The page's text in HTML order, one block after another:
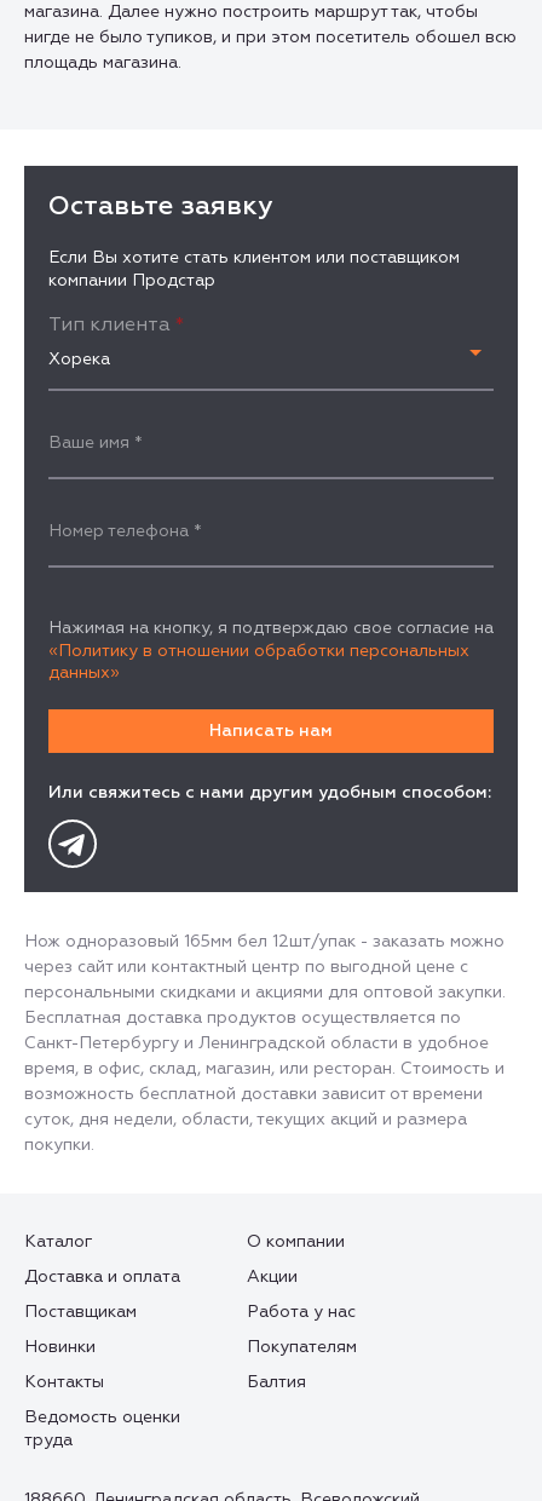
магазина. Далее нужно построить маршрут так, чтобы
нигде не было тупиков, и при этом посетитель обошел всю
площадь магазина.
Оставьте заявку
Если Вы хотите стать клиентом или поставщиком
компании Продстар
Тип клиента *
Хорека
Ваше имя *
Номер телефона *
Нажимая на кнопку, я подтверждаю свое согласие на
«Политику в отношении обработки персональных
данных»
Или свяжитесь с нами другим удобным способом:
Нож одноразовый 165мм бел 12шт/упак - заказать можно
через сайт или контактный центр по выгодной цене с
персональными скидками и акциями для оптовой закупки.
Бесплатная доставка продуктов осуществляется по
Санкт-Петербургу и Ленинградской области в удобное
время, в офис, склад, магазин, или ресторан. Стоимость и
возможность бесплатной доставки зависит от времени
суток, дня недели, области, текущих акций и размера
покупки.
Каталог
О компании
Доставка и оплата
Акции
Поставщикам
Работа у нас
Новинки
Покупателям
Контакты
Балтия
Ведомость оценки
труда